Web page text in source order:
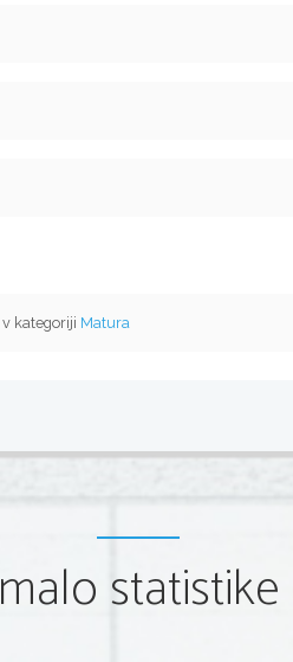
v kategoriji Matura
malo statistike